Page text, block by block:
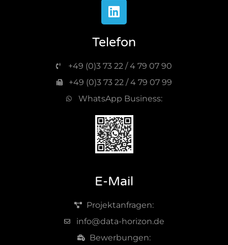
Telefon
+49 (0)3 73 22 / 4 79 07 90
+49 (0)3 73 22 / 4 79 07 99
WhatsApp Business:
E-Mail
Projektanfragen:
info@data-horizon.de
Bewerbungen: